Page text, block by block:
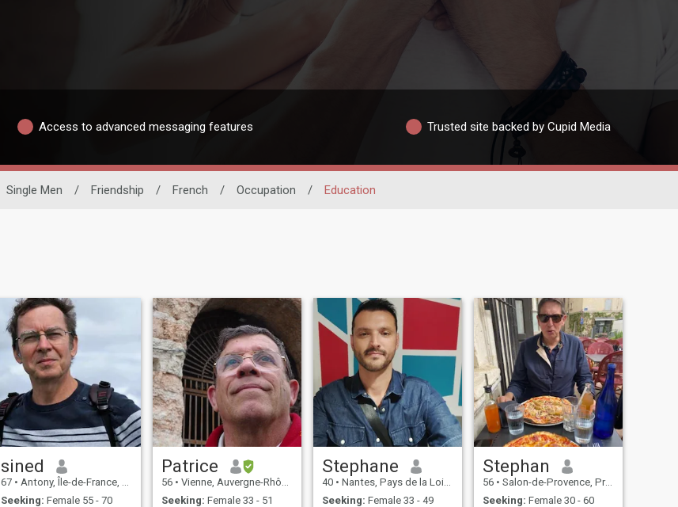
Access to advanced messaging features Trusted site backed by Cupid Media
Single Men / Friendship / French / Occupation / Education
sined
67 • Antony, Île-de-France, France
Seeking: Female 55 - 70
Patrice
56 • Vienne, Auvergne-Rhône-Alpes, France
Seeking: Female 33 - 51
Stephane
40 • Nantes, Pays de la Loire, France
Seeking: Female 33 - 49
Stephan
56 • Salon-de-Provence, Provence-Alpes-Côte d'Azur, France
Seeking: Female 30 - 60